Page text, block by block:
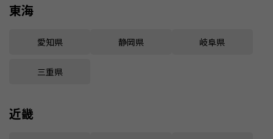
東海
愛知県 静岡県 岐阜県
三重県
近畿